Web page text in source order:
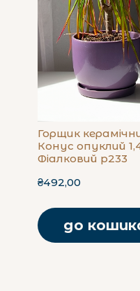
Горщик
Конус опуклий
Фіалковий p233
₴492,00
до